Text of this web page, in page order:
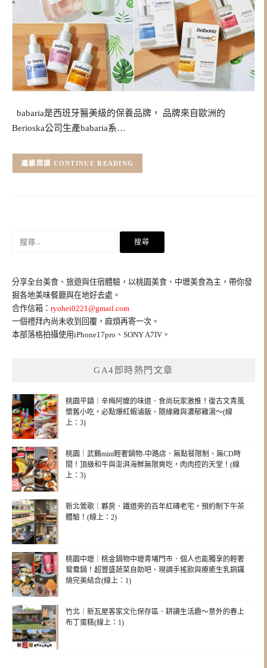
babaria是西班牙醫美級的保養品牌， 品牌來自歐洲的
Berioska公司生產babaria系…
CONTINUE READING
字:
分享全台美食、旅遊與住宿體驗，以桃園美食、中壢美食為主，帶你發
掘各地美味餐廳與在地好去處。
合作信箱： ryohei0221@gmail.com
一個禮拜內尚未收到回覆，麻煩再寄一次。
本部落格拍攝使用iPhone17pro、SONY A7IV。
GA4即時熱門文章
桃園平鎮｜辛梅阿嬤的味道．食尚玩家激推！復古文青風
懷舊小吃，必點爆紅蝦滷飯、隨緣雞與濃郁雞湯～(線
上：3)
桃園｜武鶴mini輕奢鍋物-中路店．無點餐限制、無CD時
間！頂級和牛與澎湃海鮮無限爽吃，肉肉控的天堂！(線
上：3)
新北鶯歌｜夥房．鐵道旁的百年紅磚老宅，預約制下午茶
體驗！(線上：2)
桃園中壢｜桃金鍋物中壢青埔門市．個人也能獨享的輕奢
鴛鴦鍋！超豐盛蔬菜自助吧、現調手搖飲與療癒生乳銅鑼
燒完美結合(線上：1)
竹北｜新瓦屋客家文化保存區．耕讀生活趣～意外的春上
布丁蛋糕(線上：1)